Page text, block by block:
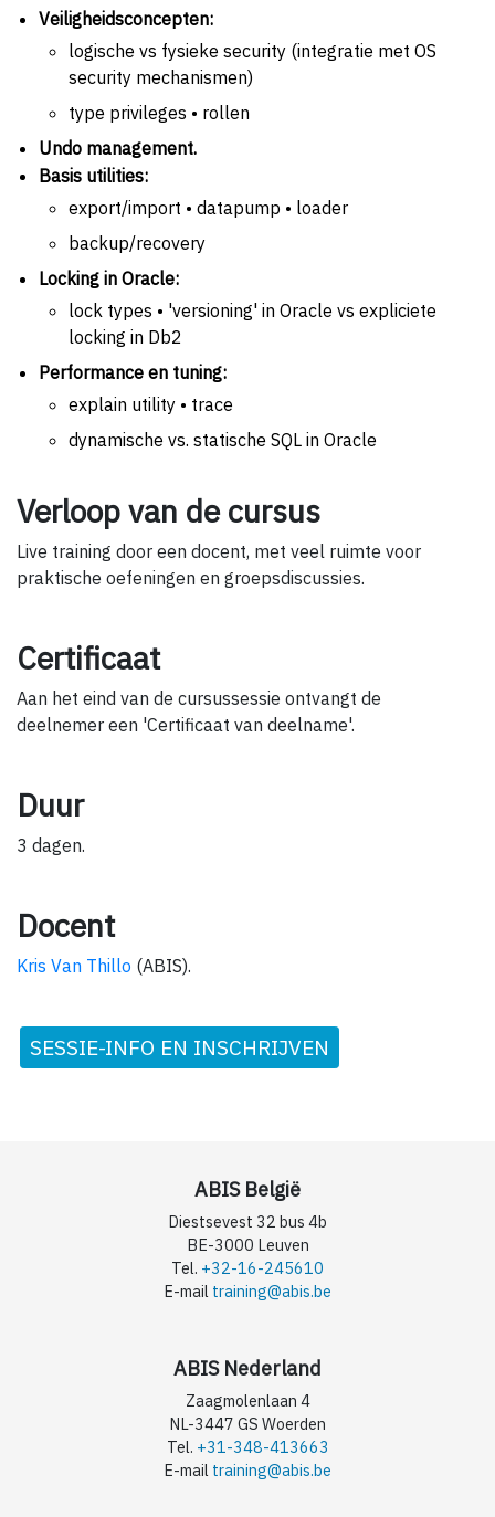
Veiligheidsconcepten:
logische vs fysieke security (integratie met OS
security mechanismen)
type privileges • rollen
Undo management.
Basis utilities:
export/import • datapump • loader
backup/recovery
Locking in Oracle:
lock types • 'versioning' in Oracle vs expliciete
locking in Db2
Performance en tuning:
explain utility • trace
dynamische vs. statische SQL in Oracle
Verloop van de cursus
Live training door een docent, met veel ruimte voor
praktische oefeningen en groepsdiscussies.
Certificaat
Aan het eind van de cursussessie ontvangt de
deelnemer een 'Certificaat van deelname'.
Duur
3 dagen.
Docent
Kris Van Thillo (ABIS).
SESSIE-INFO EN INSCHRIJVEN
ABIS België
Diestsevest 32 bus 4b
BE-3000 Leuven
Tel. +32-16-245610
E-mail training@abis.be
ABIS Nederland
Zaagmolenlaan 4
NL-3447 GS Woerden
Tel. +31-348-413663
E-mail training@abis.be